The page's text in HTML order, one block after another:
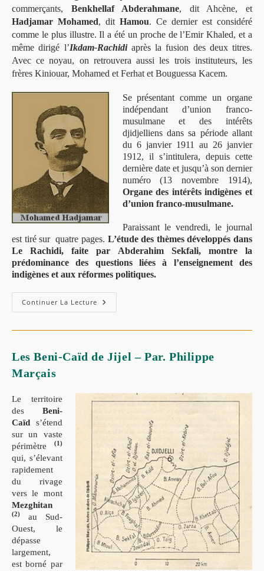
commerçants, Benkhellaf Abderahmane, dit Ahcène, et
Hadjamar Mohamed, dit Hamou. Ce dernier est considéré
comme le plus illustre. Il a été un proche de l’Emir Khaled, et a
même dirigé l’Ikdam-Rachidiaprès la fusion des deux titres.
Avec ce noyau, on retrouvera aussi les trois instituteurs, les
frères Kiniouar, Mohamed et Ferhat et Bouguessa Kacem.
Se présentant comme un organe
indépendant d’union franco-
musulmane et des intérêts
djidjelliens dans sa période allant
du 6 janvier 1911 au 26 janvier
1912, il s’intitulera, depuis cette
dernière date et jusqu’à son dernier
numéro (13 novembre 1914),
Organe des intérêts indigènes et
d’union franco-musulmane.
Paraissant le vendredi, le journal
est tiré sur quatre pages. L’étude des thèmes développés dans
Le Rachidi, faite par Abderahim Sekfali, montre la
prédominance des questions liées à l’enseignement des
indigènes et aux réformes politiques.
Continuer La Lecture
Les Beni-Caïd de Jijel – Par. Philippe
Marçais
Le territoire
des Beni-
Caïd s’étend
sur un vaste
périmètre
(1)
qui, s’élevant
rapidement
du rivage
vers le mont
Mezghitan
(2)
au Sud-
Ouest, le
dépasse
largement,
est borné par